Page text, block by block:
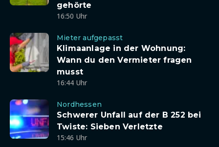
gehörte
16:50 Uhr
Mieter aufgepasst
Klimaanlage in der Wohnung:
Wann du den Vermieter fragen
musst
16:44 Uhr
Nordhessen
Schwerer Unfall auf der B 252 bei
Twiste: Sieben Verletzte
15:46 Uhr